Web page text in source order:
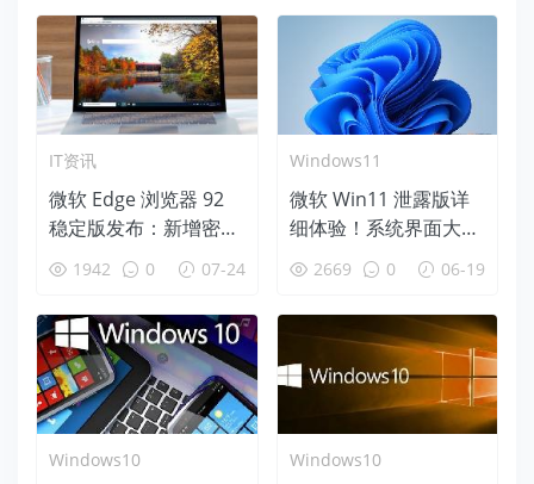
IT资讯
微软 Edge 浏览器 92
稳定版发布：新增密码
健康仪表盘、导航升级
HTTPS
1942 0 07-24
Windows11
微软 Win11 泄露版详
细体验！系统界面大变
脸 2669 0 06-19
Windows10 Windows10